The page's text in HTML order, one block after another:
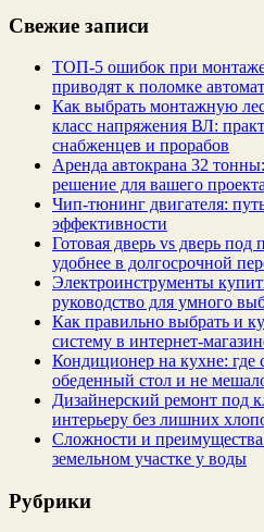
Свежие записи
ТОП-5 ошибок при монтаже
приводят к поломке
Как выбрать монтажную
класс напряжения ВЛ:
снабженцев и прорабов
Аренда автокрана 32
решение для вашего проекта
Чип‑тюнинг двигателя:
эффективности
Готовая дверь vs дверь под
удобнее в долгосрочной
Электроинструменты
руководство для умного
Как правильно выбрать и
систему в
Кондиционер на кухне: где
обеденный стол и не
Дизайнерский ремонт под
интерьеру без лишних
Сложности и преимущества
земельном участке у воды
Рубрики